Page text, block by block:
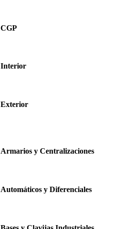
CGP
Interior
Exterior
Armarios y Centralizaciones
Automáticos y Diferenciales